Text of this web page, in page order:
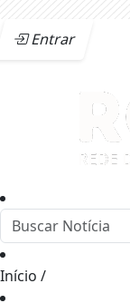
Entrar
Início /